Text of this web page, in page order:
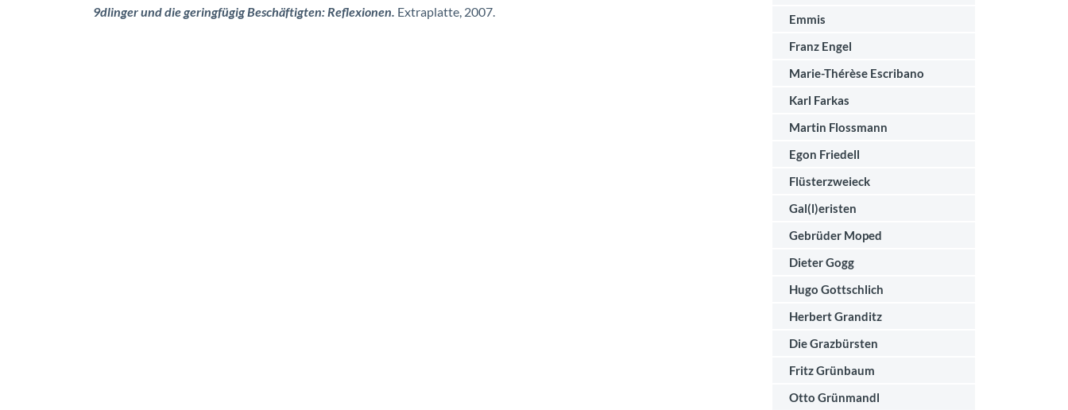
9dlinger und die geringfügig Beschäftigten: Reflexionen. Extraplatte, 2007.
Emmis
Franz Engel
Marie-Thérèse Escribano
Karl Farkas
Martin Flossmann
Egon Friedell
Flüsterzweieck
Gal(l)eristen
Gebrüder Moped
Dieter Gogg
Hugo Gottschlich
Herbert Granditz
Die Grazbürsten
Fritz Grünbaum
Otto Grünmandl